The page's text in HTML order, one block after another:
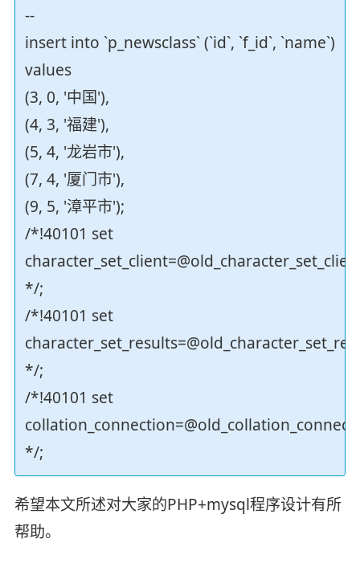
--
insert into `p_newsclass` (`id`, `f_id`, `name`)
values
(3, 0, '中国'),
(4, 3, '福建'),
(5, 4, '龙岩市'),
(7, 4, '厦门市'),
(9, 5, '漳平市');
/*!40101 set
*/;
/*!40101 set
*/;
/*!40101 set
*/;
希望本文所述对大家的PHP+mysql程序设计有所
帮助。